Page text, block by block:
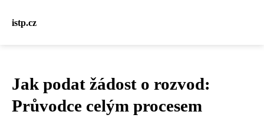
istp.cz
Jak podat žádost o rozvod:
Průvodce celým procesem